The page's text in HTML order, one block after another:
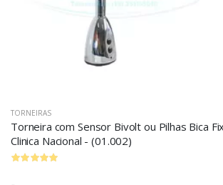
TORNEIRAS
Torneira com Sensor Bivolt ou Pilhas Bica
Clinica Nacional - (01.002)